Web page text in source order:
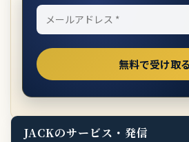
JACKのサービス・発信